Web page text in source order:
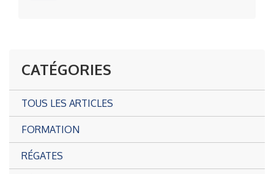
CATÉGORIES
TOUS LES ARTICLES
FORMATION
RÉGATES